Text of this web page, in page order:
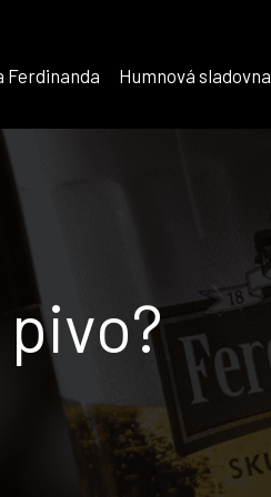
Ferdinanda Humnová sladovna